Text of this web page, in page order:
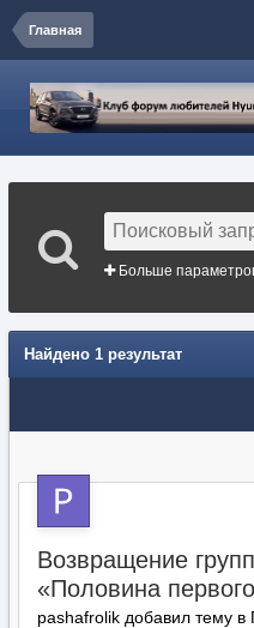
Главная
Больше
Найдено 1 результат
Возвращение
«Половина
pashafrolik добавил тему в